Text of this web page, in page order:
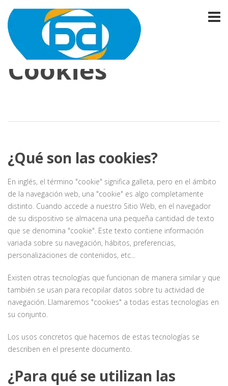
Política de
Cookies
¿Qué son las cookies?
En inglés, el término "cookie" significa galleta, pero en el ámbito
de la navegación web, una "cookie" es algo completamente
distinto. Cuando accede a nuestro Sitio Web, en el navegador
de su dispositivo se almacena una pequeña cantidad de texto
que se denomina "cookie". Este texto contiene información
variada sobre su navegación, hábitos, preferencias,
personalizaciones de contenidos, etc...
Existen otras tecnologías que funcionan de manera similar y que
también se usan para recopilar datos sobre tu actividad de
navegación. Llamaremos "cookies" a todas estas tecnologías en
su conjunto.
Los usos concretos que hacemos de estas tecnologías se
describen en el presente documento.
¿Para qué se utilizan las